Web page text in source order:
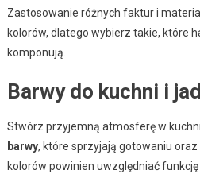
Zastosowanie różnych faktur i
kolorów, dlatego wybierz takie, które
komponują.
Barwy do kuchni i
Stwórz przyjemną atmosferę w
barwy, które sprzyjają gotowaniu
kolorów powinien uwzględniać